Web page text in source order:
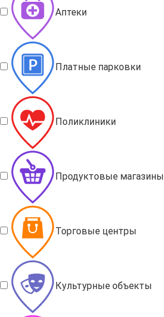
Аптеки
Платные парковки
Поликлиники
Продуктовые магазины
Торговые центры
Культурные объекты